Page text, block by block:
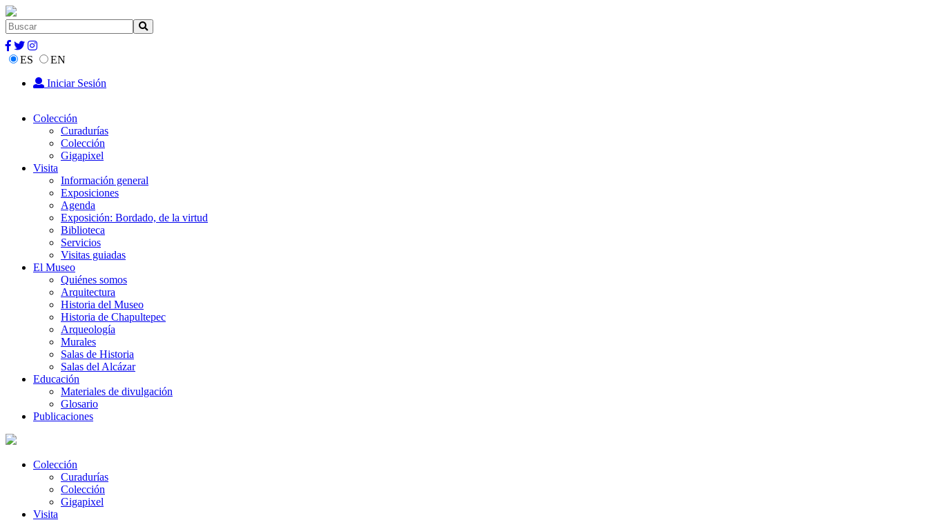
ES
EN
Iniciar Sesión
Colección
Curadurías
Colección
Gigapixel
Visita
Información general
Exposiciones
Agenda
Exposición: Bordado, de la virtud
Biblioteca
Servicios
Visitas guiadas
El Museo
Quiénes somos
Arquitectura
Historia del Museo
Historia de Chapultepec
Arqueología
Murales
Salas de Historia
Salas del Alcázar
Educación
Materiales de divulgación
Glosario
Publicaciones
Colección
Curadurías
Colección
Gigapixel
Visita